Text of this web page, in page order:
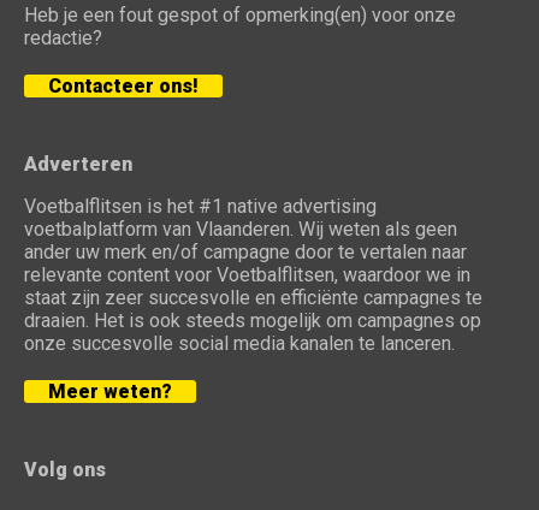
Heb je een fout gespot of opmerking(en) voor onze
redactie?
Contacteer ons!
Adverteren
Voetbalflitsen is het #1 native advertising
voetbalplatform van Vlaanderen. Wij weten als geen
ander uw merk en/of campagne door te vertalen naar
relevante content voor Voetbalflitsen, waardoor we in
staat zijn zeer succesvolle en efficiënte campagnes te
draaien. Het is ook steeds mogelijk om campagnes op
onze succesvolle social media kanalen te lanceren.
Meer weten?
Volg ons